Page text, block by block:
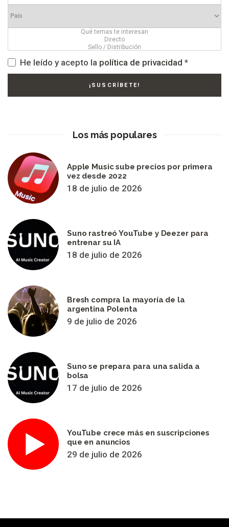
He leído y acepto la política de privacidad *
Los más populares
Apple Music sube precios por primera
vez desde 2022
18 de julio de 2026
Suno rastreó YouTube y Deezer para
entrenar su IA
18 de julio de 2026
Bresh compra la mayoría de la
argentina Polenta
9 de julio de 2026
Suno se prepara para una salida a
bolsa
17 de julio de 2026
YouTube crece más en suscripciones
que en anuncios
29 de julio de 2026